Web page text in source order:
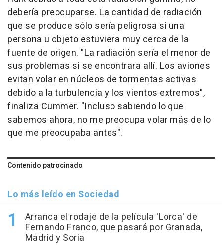
debería preocuparse. La cantidad de radiación
que se produce sólo sería peligrosa si una
persona u objeto estuviera muy cerca de la
fuente de origen. "La radiación sería el menor de
sus problemas si se encontrara allí. Los aviones
evitan volar en núcleos de tormentas activas
debido a la turbulencia y los vientos extremos",
finaliza Cummer. "Incluso sabiendo lo que
sabemos ahora, no me preocupa volar más de lo
que me preocupaba antes".
Contenido patrocinado
Lo más leído en Sociedad
Arranca el rodaje de la película 'Lorca' de
Fernando Franco, que pasará por Granada,
Madrid y Soria